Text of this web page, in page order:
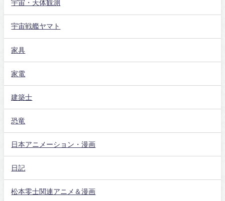
宇宙・天体観測
宇宙戦艦ヤマト
家具
家電
建築士
恐竜
日本アニメーション・漫画
日記
松本零士関連アニメ＆漫画